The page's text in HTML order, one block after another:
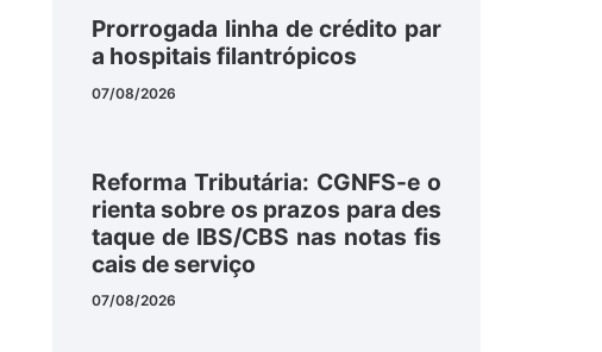
Prorrogada linha de crédito par
a hospitais filantrópicos
07/08/2026
Reforma Tributária: CGNFS-e o
rienta sobre os prazos para des
taque de IBS/CBS nas notas fis
cais de serviço
07/08/2026